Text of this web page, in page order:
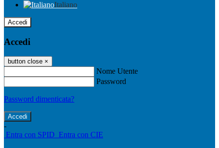
Italiano
Accedi
Accedi
button close ×
Nome Utente
Password
Password dimenticata?
-
Entra con SPID Entra con CIE